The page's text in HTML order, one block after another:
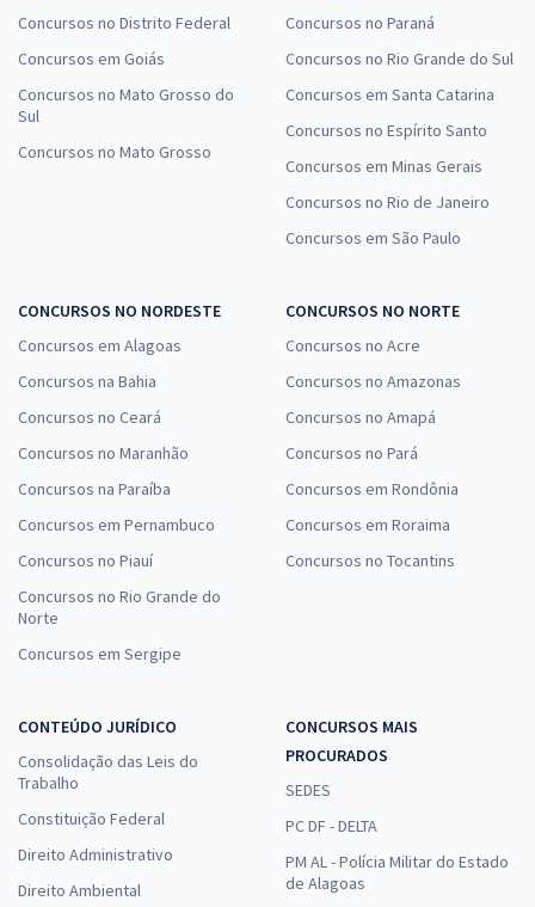
Concursos no Distrito Federal
Concursos em Goiás
Concursos no Mato Grosso do
Sul
Concursos no Mato Grosso
Concursos no Paraná
Concursos no Rio Grande do Sul
Concursos em Santa Catarina
Concursos no Espírito Santo
Concursos em Minas Gerais
Concursos no Rio de Janeiro
Concursos em São Paulo
CONCURSOS NO NORDESTE
Concursos em Alagoas
Concursos na Bahia
Concursos no Ceará
Concursos no Maranhão
Concursos na Paraíba
Concursos em Pernambuco
Concursos no Piauí
Concursos no Rio Grande do
Norte
Concursos em Sergipe
CONCURSOS NO NORTE
Concursos no Acre
Concursos no Amazonas
Concursos no Amapá
Concursos no Pará
Concursos em Rondônia
Concursos em Roraima
Concursos no Tocantins
CONTEÚDO JURÍDICO
Consolidação das Leis do
Trabalho
Constituição Federal
Direito Administrativo
Direito Ambiental
CONCURSOS MAIS
PROCURADOS
SEDES
PC DF - DELTA
PM AL - Polícia Militar do Estado
de Alagoas